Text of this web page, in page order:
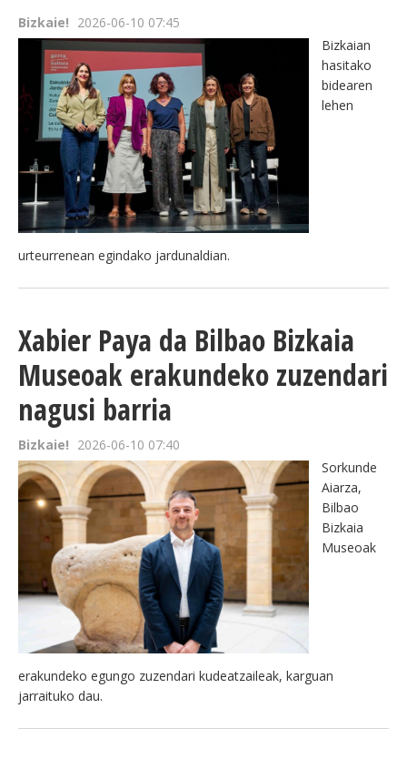
Bizkaie! 2026-06-10 07:45
Bizkaian
hasitako
bidearen
lehen
urteurrenean egindako jardunaldian.
Xabier Paya da Bilbao Bizkaia
Museoak erakundeko zuzendari
nagusi barria
Bizkaie! 2026-06-10 07:40
Sorkunde
Aiarza,
Bilbao
Bizkaia
Museoak
erakundeko egungo zuzendari kudeatzaileak, karguan
jarraituko dau.